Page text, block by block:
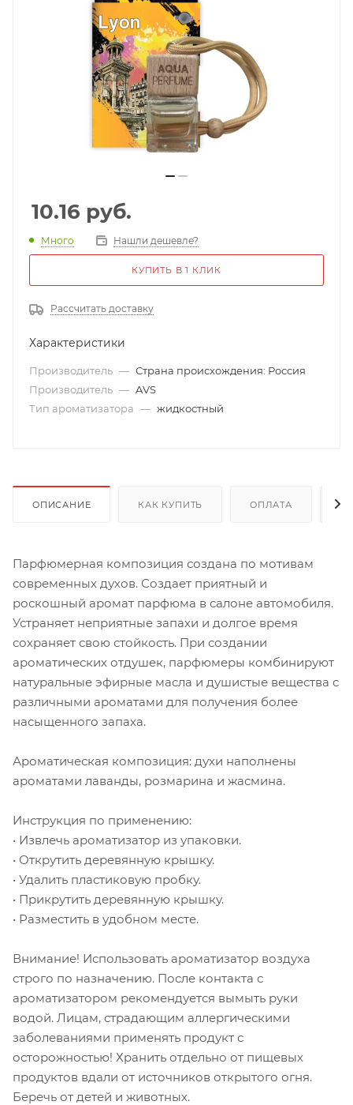
10.16 руб.
Много Нашли дешевле?
КУПИТЬ В 1 КЛИК
Рассчитать доставку
Характеристики
Производитель — Страна происхождения: Россия
Производитель — AVS
Тип ароматизатора — жидкостный
ОПИСАНИЕ КАК КУПИТЬ ОПЛАТА
Парфюмерная композиция создана по мотивам
современных духов. Создает приятный и
роскошный аромат парфюма в салоне автомобиля.
Устраняет неприятные запахи и долгое время
сохраняет свою стойкость. При создании
ароматических отдушек, парфюмеры комбинируют
натуральные эфирные масла и душистые вещества с
различными ароматами для получения более
насыщенного запаха.
Ароматическая композиция: духи наполнены
ароматами лаванды, розмарина и жасмина.
Инструкция по применению:
• Извлечь ароматизатор из упаковки.
• Открутить деревянную крышку.
• Удалить пластиковую пробку.
• Прикрутить деревянную крышку.
• Разместить в удобном месте.
Внимание! Использовать ароматизатор воздуха
строго по назначению. После контакта с
ароматизатором рекомендуется вымыть руки
водой. Лицам, страдающим аллергическими
заболеваниями применять продукт с
осторожностью! Хранить отдельно от пищевых
продуктов вдали от источников открытого огня.
Беречь от детей и животных.